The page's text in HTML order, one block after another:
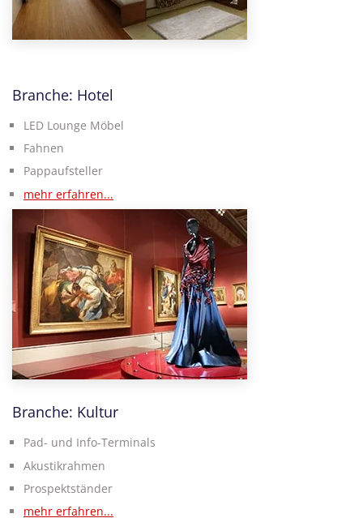
Branche: Hotel
LED Lounge Möbel
Fahnen
Pappaufsteller
mehr erfahren...
Branche: Kultur
Pad- und Info-Terminals
Akustikrahmen
Prospektständer
mehr erfahren...